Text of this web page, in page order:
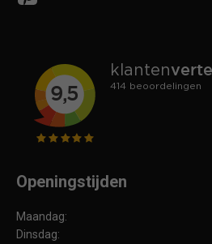
Openingstijden
Maandag:
Dinsdag: